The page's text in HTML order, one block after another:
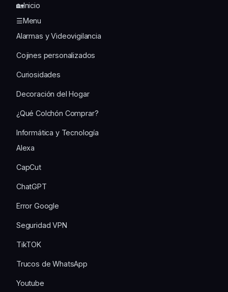
🏡Inicio
☰Menu
Alarmas y Videovigilancia
Cojines personalizados
Curiosidades
Decoración del Hogar
¿Qué Colchón Comprar?
Informática y Tecnología
Alexa
CapCut
ChatGPT
Error Google
Seguridad VPN
TikTOK
Trucos de WhatsApp
Youtube